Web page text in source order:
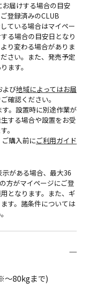
届けする場合の目安
登録済みのCLUB
ている場合はマイペー
る場合の目安日となり
り変わる場合がありま
さい。また、発売予定
ます。
よび地域によってはお届
確認ください。
。設置時に別途作業が
する場合や設置をお受
。
購入前にご利用ガイド
がある場合、最大36
方がマイページにご登
となります。また、ギ
す。諸条件については
〜80kgまで)